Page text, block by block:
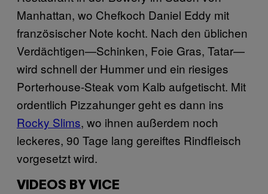
Manhattan, wo Chefkoch Daniel Eddy mit
französischer Note kocht. Nach den üblichen
Verdächtigen—Schinken, Foie Gras, Tatar—
wird schnell der Hummer und ein riesiges
Porterhouse-Steak vom Kalb aufgetischt. Mit
ordentlich Pizzahunger geht es dann ins
Rocky Slims, wo ihnen außerdem noch
leckeres, 90 Tage lang gereiftes Rindfleisch
vorgesetzt wird.
VIDEOS BY VICE